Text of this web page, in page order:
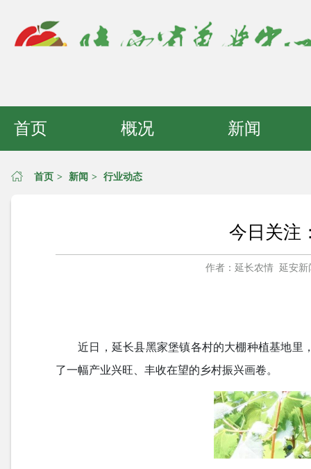
首页 概况 新闻
首页 > 新闻 > 行业动态
今日关注
作者：延长农情 延安
近日，延长县黑家堡镇各村的大棚种植基地里
了一幅产业兴旺、丰收在望的乡村振兴画卷。